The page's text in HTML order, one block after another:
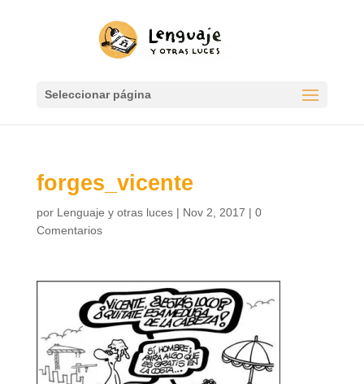
Seleccionar página
forges_vicente
por Lenguaje y otras luces| Nov 2, 2017 | 0
Comentarios